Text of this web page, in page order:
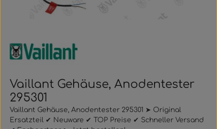
Vaillant Gehäuse, Anodentester
295301
Vaillant Gehäuse, Anodentester 295301 ➤ Original
Ersatzteil ✔ Neuware ✔ TOP Preise ✔ Schneller Versand